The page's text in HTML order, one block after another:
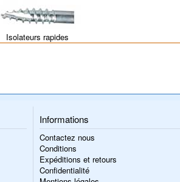
Isolateurs rapides
Informations
Contactez nous
Conditions
Expéditions et retours
Confidentialité